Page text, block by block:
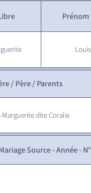
Prénom
/ Père / Parents
Marguerite dite Coralie
Source - Année -